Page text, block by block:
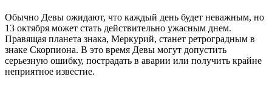
Обычно Девы ожидают, что каждый день будет неважным, но
13 октября может стать действительно ужасным днем.
Правящая планета знака, Меркурий, станет ретроградным в
знаке Скорпиона. В это время Девы могут допустить
серьезную ошибку, пострадать в аварии или получить крайне
неприятное известие.